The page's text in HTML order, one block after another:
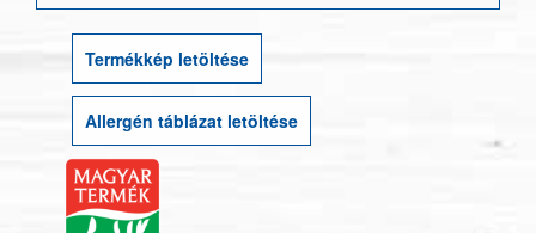
Termékkép letöltése
Allergén táblázat letöltése